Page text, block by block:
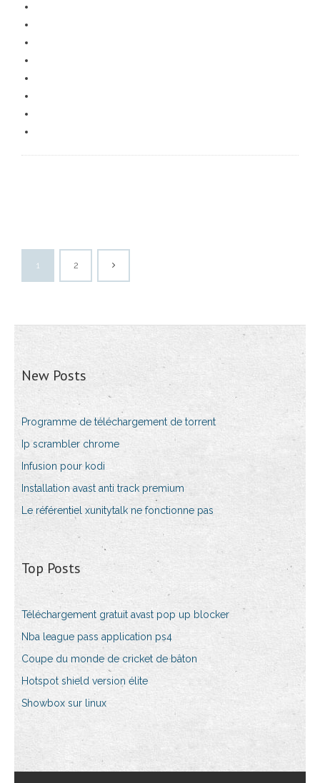
1 2
New Posts
Programme de téléchargement de torrent
Ip scrambler chrome
Infusion pour kodi
Installation avast anti track premium
Le référentiel xunitytalk ne fonctionne pas
Top Posts
Téléchargement gratuit avast pop up blocker
Nba league pass application ps4
Coupe du monde de cricket de bâton
Hotspot shield version élite
Showbox sur linux